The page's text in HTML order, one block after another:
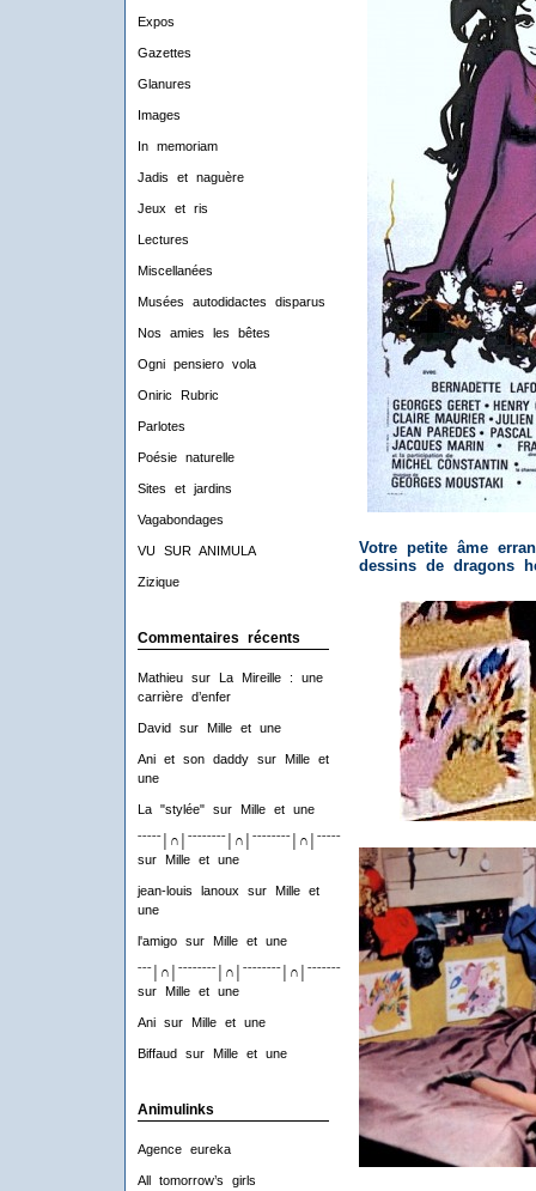
Expos
Gazettes
Glanures
Images
In memoriam
Jadis et naguère
Jeux et ris
Lectures
Miscellanées
Musées autodidactes disparus
Nos amies les bêtes
Ogni pensiero vola
Oniric Rubric
Parlotes
Poésie naturelle
Sites et jardins
Vagabondages
VU SUR ANIMULA
Zizique
Commentaires récents
Mathieusur
La Mireille : une
carrière d’enfer
David sur Mille et une
Ani et son daddysur
Mille et
une
La "stylée"sur Mille et une
ˉˉˉˉˉ│∩│ˉˉˉˉˉˉˉˉ│∩│ˉˉˉˉˉˉˉˉ│∩│ˉˉˉˉˉˉˉˉ│∩│ˉˉˉˉ
sur
Mille et une
jean-louis lanoux sur
Mille et
une
l'amigosur Mille et une
ˉˉˉ│∩│ˉˉˉˉˉˉˉˉ│∩│ˉˉˉˉˉˉˉˉ│∩│ˉˉˉˉˉˉˉˉ│∩│ˉˉˉ
sur
Mille et une
Anisur Mille et une
Biffaud sur Mille et une
Animulinks
Agence eureka
All tomorrow’s girls
Votre petite âme
dessins de dragons